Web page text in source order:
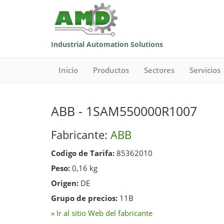
Industrial Automation Solutions
Inicio Productos Sectores Servicios
ABB - 1SAM550000R1007
Fabricante: ABB
Codigo de Tarifa: 85362010
Peso: 0,16 kg
Origen: DE
Grupo de precios: 11B
» Ir al sitio Web del fabricante